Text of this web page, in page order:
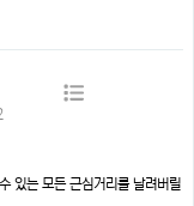
목
있는 모든 근심거리를 날려버릴